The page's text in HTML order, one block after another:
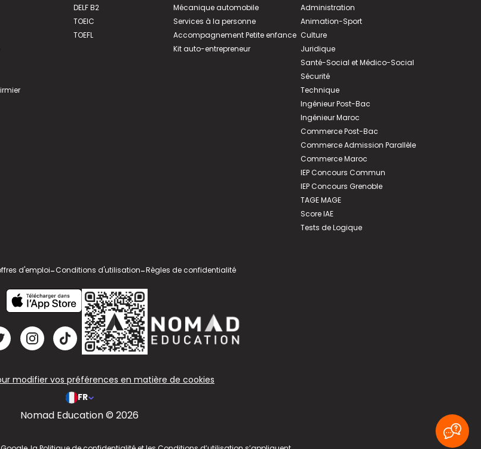
DELF B2
TOEIC
TOEFL
Mécanique automobile
Services à la personne
Accompagnement Petite enfance
Kit auto-entrepreneur
Administration
Animation-Sport
Culture
Juridique
Santé-Social et Médico-Social
Sécurité
Technique
Ingénieur Post-Bac
Ingénieur Maroc
Commerce Post-Bac
Commerce Admission Parallèle
Commerce Maroc
IEP Concours Commun
IEP Concours Grenoble
TAGE MAGE
Score IAE
Tests de Logique
d'emploi-Conditions d'utilisation-Règles de confidentialité
modifier vos préférences en matière de cookies
FR
Nomad Education © 2026